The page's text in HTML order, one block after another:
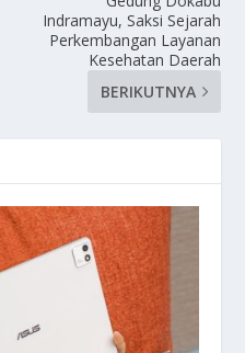
Indramayu, Saksi Sejarah
Perkembangan Layanan
Kesehatan Daerah
BERIKUTNYA